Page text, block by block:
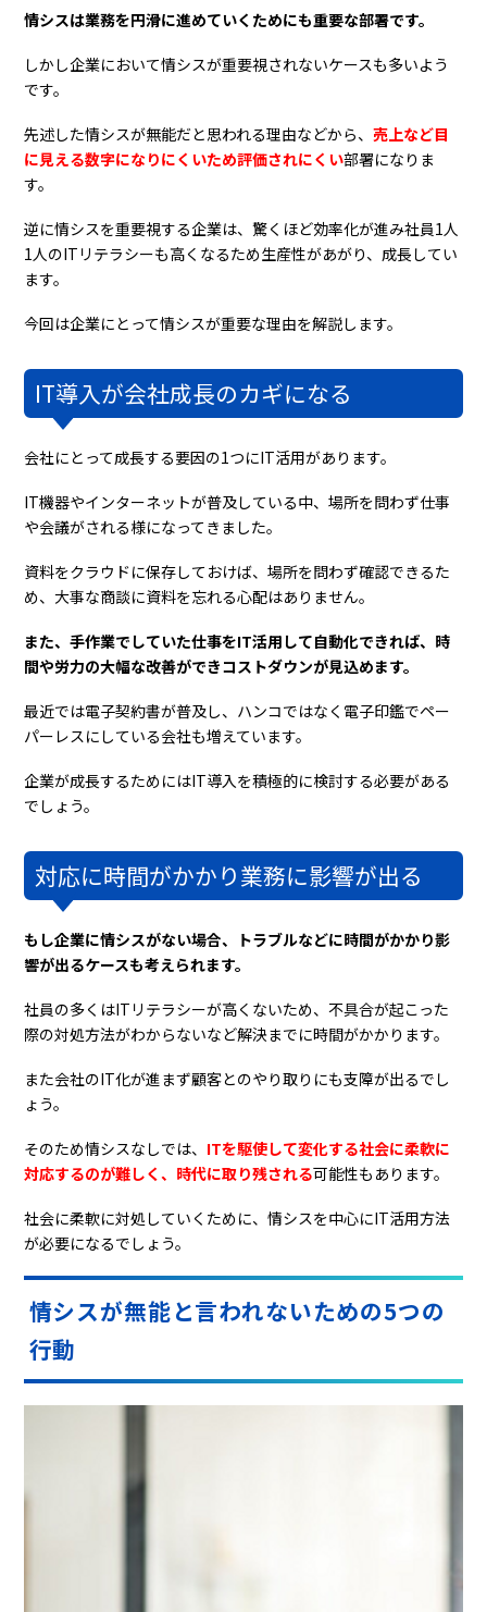
情シスは業務を円滑に進めていくためにも重要な部署です。
しかし企業において情シスが重要視されないケースも多いよう
です。
先述した情シスが無能だと思われる理由などから、売上など目
に見える数字になりにくいため評価されにくい部署になりま
す。
逆に情シスを重要視する企業は、驚くほど効率化が進み社員1人
1人のITリテラシーも高くなるため生産性があがり、成長してい
ます。
今回は企業にとって情シスが重要な理由を解説します。
IT導入が会社成長のカギになる
会社にとって成長する要因の1つにIT活用があります。
IT機器やインターネットが普及している中、場所を問わず仕事
や会議がされる様になってきました。
資料をクラウドに保存しておけば、場所を問わず確認できるた
め、大事な商談に資料を忘れる心配はありません。
また、手作業でしていた仕事をIT活用して自動化できれば、時
間や労力の大幅な改善ができコストダウンが見込めます。
最近では電子契約書が普及し、ハンコではなく電子印鑑でペー
パーレスにしている会社も増えています。
企業が成長するためにはIT導入を積極的に検討する必要がある
でしょう。
対応に時間がかかり業務に影響が出る
もし企業に情シスがない場合、トラブルなどに時間がかかり影
響が出るケースも考えられます。
社員の多くはITリテラシーが高くないため、不具合が起こった
際の対処方法がわからないなど解決までに時間がかかります。
また会社のIT化が進まず顧客とのやり取りにも支障が出るでし
ょう。
そのため情シスなしでは、 ITを駆使して変化する社会に柔軟に
対応するのが難しく、時代に取り残される可能性もあります。
社会に柔軟に対処していくために、情シスを中心にIT活用方法
が必要になるでしょう。
情シスが無能と言われないための5つの
行動